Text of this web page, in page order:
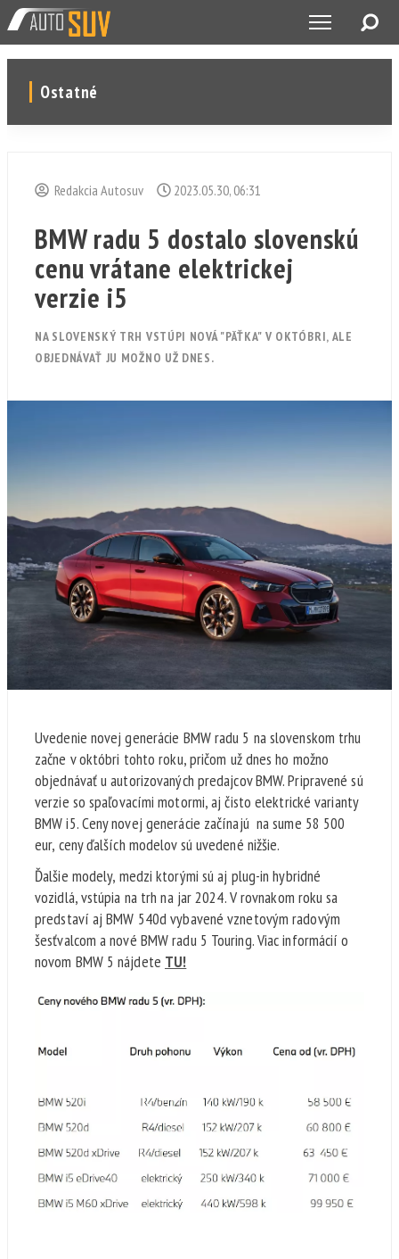
Ostatné
Redakcia Autosuv 2023.05.30, 06:31
BMW radu 5 dostalo slovenskú
cenu vrátane elektrickej
verzie i5
NA SLOVENSKÝ TRH VSTÚPI NOVÁ "PÄŤKA" V OKTÓBRI, ALE
OBJEDNÁVAŤ JU MOŽNO UŽ DNES.
Uvedenie novej generácie BMW radu 5 na slovenskom trhu
začne v októbri tohto roku, pričom už dnes ho možno
objednávať u autorizovaných predajcov BMW. Pripravené sú
verzie so spaľovacími motormi, aj čisto elektrické varianty
BMW i5. Ceny novej generácie začínajú na sume 58 500
eur, ceny ďalších modelov sú uvedené nižšie.
Ďalšie modely, medzi ktorými sú aj plug-in hybridné
vozidlá, vstúpia na trh na jar 2024. V rovnakom roku sa
predstaví aj BMW 540d vybavené vznetovým radovým
šesťvalcom a nové BMW radu 5 Touring. Viac informácií o
novom BMW 5 nájdete TU!